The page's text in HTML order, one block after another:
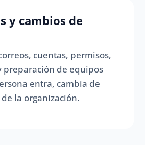
y cambios de
cuentas, permisos,
preparación de equipos
entra, cambia de
la organización.